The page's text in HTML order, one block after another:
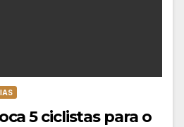
5 ciclistas para o